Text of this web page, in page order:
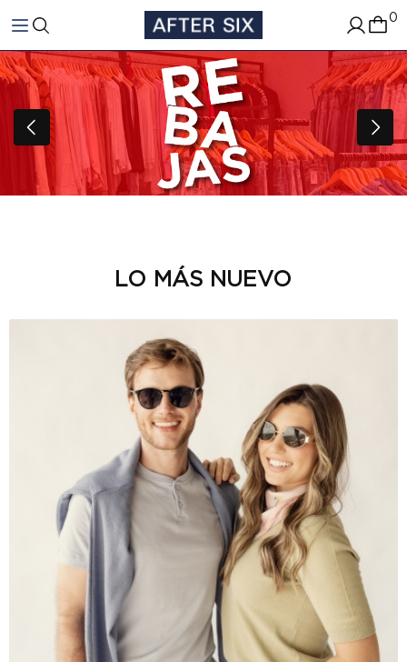
0
LO MÁS NUEVO